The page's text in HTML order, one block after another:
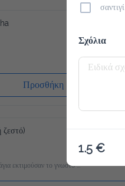
Προσθήκη
εκτιμούσαν το γνωστό
Συνήθως και μόνο στην σκέψη
στόμα, αλλά στο τωρινό
σαντιγί
Σχόλια
1.5 €